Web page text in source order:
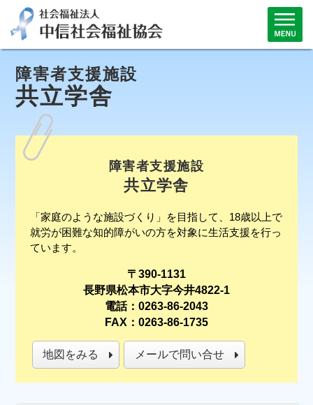
障害者支援施設
共立学舎
障害者支援施設
共立学舎
「家庭のような施設づくり」を目指して、18歳以上で
就労が困難な知的障がいの方を対象に生活支援を行っ
ています。
〒390-1131
長野県松本市大字今井4822-1
電話：0263-86-2043
FAX：0263-86-1735
地図をみる メールで問い合せ